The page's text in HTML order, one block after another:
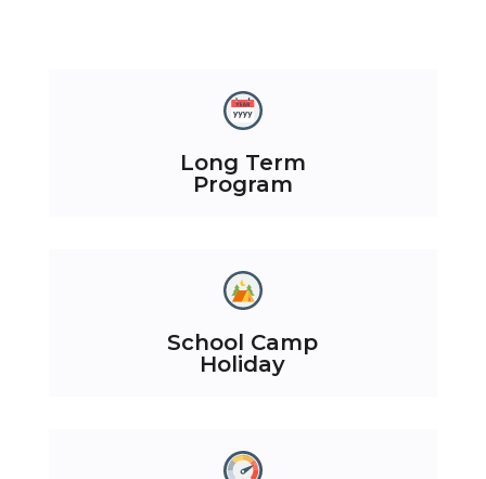
Long Term
Program
School Camp
Holiday